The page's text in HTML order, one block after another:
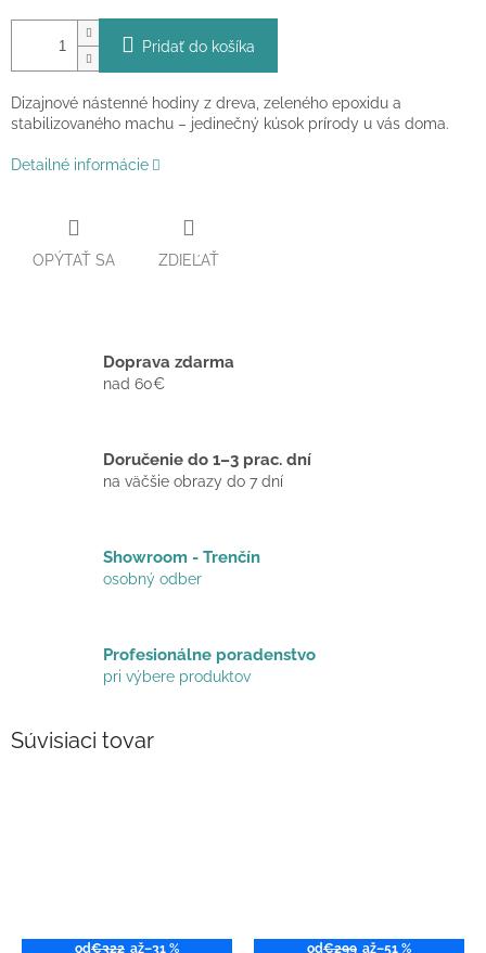
Pridať do košíka
Dizajnové nástenné hodiny z dreva, zeleného epoxidu a
stabilizovaného machu – jedinečný kúsok prírody u vás doma.
Detailné informácie
OPÝTAŤ SA ZDIEĽAŤ
Doprava zdarma
nad 60€
Doručenie do 1–3 prac. dní
na väčšie obrazy do 7 dní
Showroom - Trenčín
osobný odber
Profesionálne poradenstvo
pri výbere produktov
Súvisiaci tovar
od€322 až–31 % od€299 až–51 %